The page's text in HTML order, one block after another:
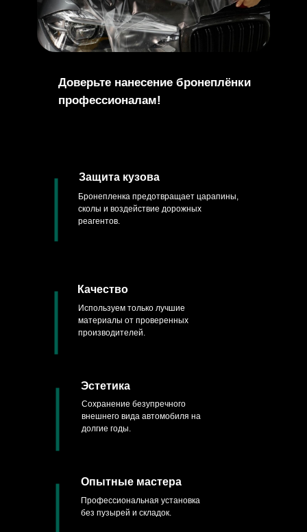
Доверьте нанесение бронеплёнки
профессионалам!
Защита кузова
Эстетика
Качество
Опытные мастера
Бронепленка предотвращает царапины,
сколы и воздействие дорожных
реагентов.
Сохранение безупречного
внешнего вида автомобиля на
долгие годы.
Профессиональная установка
без пузырей и складок.
Используем только лучшие
материалы от проверенных
производителей.